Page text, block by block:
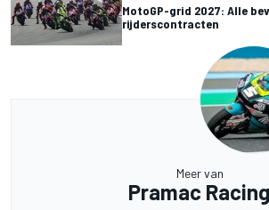
MotoGP-grid 2027: Alle
rijderscontracten
Meer van
Pramac Racing